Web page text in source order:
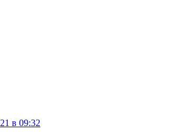
в 09:32